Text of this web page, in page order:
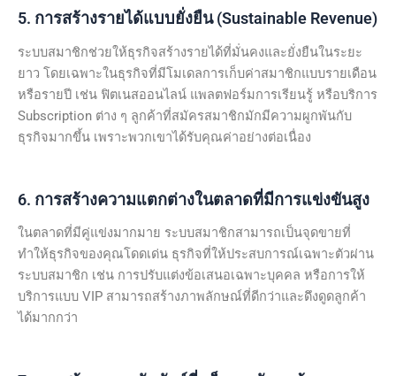
5. การสร้างรายได้แบบยั่งยืน (Sustainable Revenue)
ระบบสมาชิกช่วยให้ธุรกิจสร้างรายได้ที่มั่นคงและยั่งยืนในระยะ
ยาว โดยเฉพาะในธุรกิจที่มีโมเดลการเก็บค่าสมาชิกแบบรายเดือน
หรือรายปี เช่น ฟิตเนสออนไลน์ แพลตฟอร์มการเรียนรู้ หรือบริการ
Subscription ต่าง ๆ ลูกค้าที่สมัครสมาชิกมักมีความผูกพันกับ
ธุรกิจมากขึ้น เพราะพวกเขาได้รับคุณค่าอย่างต่อเนื่อง
6. การสร้างความแตกต่างในตลาดที่มีการแข่งขันสูง
ในตลาดที่มีคู่แข่งมากมาย ระบบสมาชิกสามารถเป็นจุดขายที่
ทำให้ธุรกิจของคุณโดดเด่น ธุรกิจที่ให้ประสบการณ์เฉพาะตัวผ่าน
ระบบสมาชิก เช่น การปรับแต่งข้อเสนอเฉพาะบุคคล หรือการให้
บริการแบบ VIP สามารถสร้างภาพลักษณ์ที่ดีกว่าและดึงดูดลูกค้า
ได้มากกว่า